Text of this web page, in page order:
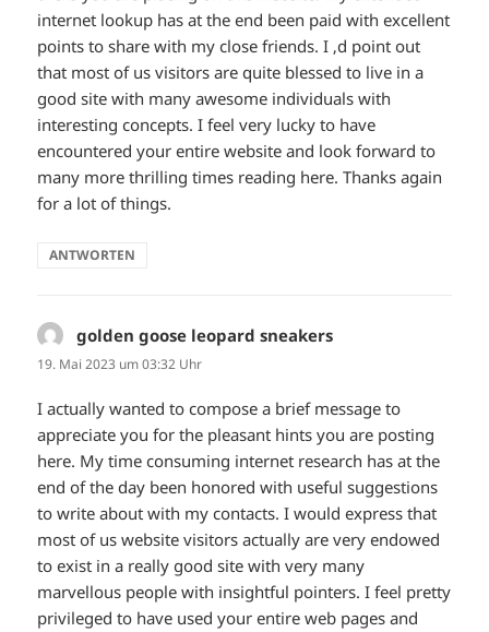
internet lookup has at the end been paid with excellent
points to share with my close friends. I ‚d point out
that most of us visitors are quite blessed to live in a
good site with many awesome individuals with
interesting concepts. I feel very lucky to have
encountered your entire website and look forward to
many more thrilling times reading here. Thanks again
for a lot of things.
ANTWORTEN
golden goose leopard sneakers
19. Mai 2023 um 03:32 Uhr
I actually wanted to compose a brief message to
appreciate you for the pleasant hints you are posting
here. My time consuming internet research has at the
end of the day been honored with useful suggestions
to write about with my contacts. I would express that
most of us website visitors actually are very endowed
to exist in a really good site with very many
marvellous people with insightful pointers. I feel pretty
privileged to have used your entire web pages and